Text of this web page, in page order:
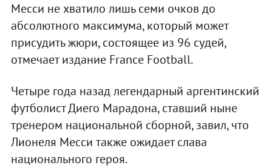
Месси не хватило лишь семи очков до
абсолютного максимума, который может
присудить жюри, состоящее из 96 судей,
отмечает издание France Football.
Четыре года назад легендарный аргентинский
футболист Диего Марадона, ставший ныне
тренером национальной сборной, завил, что
Лионеля Месси также ожидает слава
национального героя.